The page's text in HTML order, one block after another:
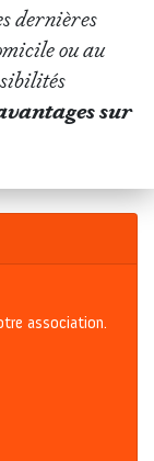
dernières
ou au
sur
association.